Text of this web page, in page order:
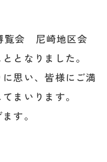
覧会 尼崎地区会
となりました。
思い、皆様にご満
まいります。
す。